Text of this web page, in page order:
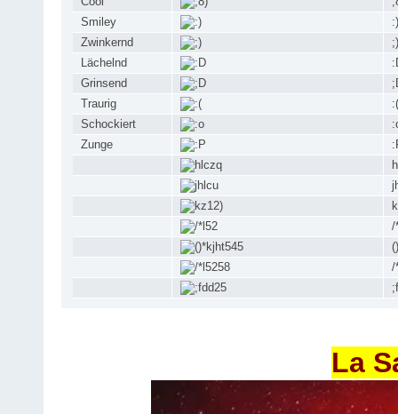
Smiley
:)
Zwinkernd
;)
Lächelnd
Grinsend
Traurig
:(
Schockiert
Zunge
/
/
La